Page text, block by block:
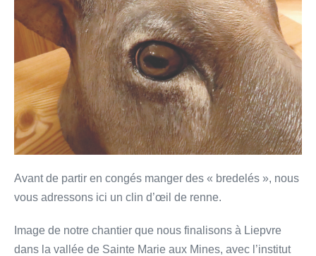
Avant de partir en congés manger des « bredelés », nous
vous adressons ici un clin d’œil de renne.
Image de notre chantier que nous finalisons à Liepvre
dans la vallée de Sainte Marie aux Mines, avec l’institut